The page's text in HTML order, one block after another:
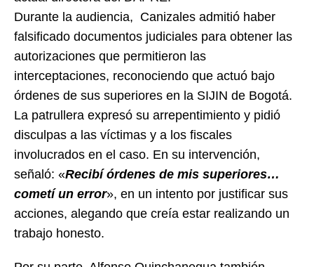
Durante la audiencia, Canizales admitió haber
falsificado documentos judiciales para obtener las
autorizaciones que permitieron las
interceptaciones, reconociendo que actuó bajo
órdenes de sus superiores en la SIJIN de Bogotá.
La patrullera expresó su arrepentimiento y pidió
disculpas a las víctimas y a los fiscales
involucrados en el caso. En su intervención,
señaló: «Recibí órdenes de mis superiores…
cometí un error», en un intento por justificar sus
acciones, alegando que creía estar realizando un
trabajo honesto.